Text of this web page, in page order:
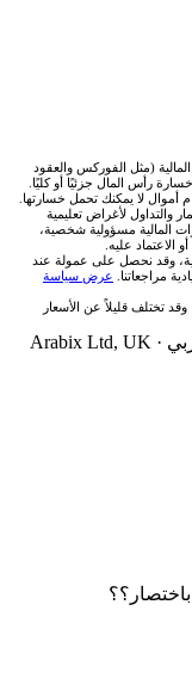
(مثل الفوركس والعقود
رأس المال جزئيًا أو كليًا.
أموال لا يمكنك تحمل خسارتها.
والتداول لأغراض تعليمية
المالية مسؤولية شخصية،
الاعتماد عليه.
وقد نحصل على عمولة عند
مراجعاتنا. عرض سياسة
تختلف قليلاً عن الأسعار
Arabix Ltd, UK